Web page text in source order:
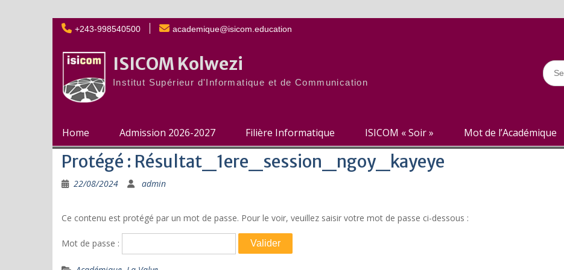
Skip
to
content
+243-998540500 academique@isicom.education
ISICOM Kolwezi
Institut Supérieur d'Informatique et de Communication
Search
for:
Home Admission 2026-2027 Filière Informatique ISICOM « Soir » Mot de l’Académique
Protégé : Résultat_1ere_session_ngoy_kayeye
22/08/2024 admin
Ce contenu est protégé par un mot de passe. Pour le voir, veuillez saisir votre mot de passe ci-dessous :
Mot de passe :